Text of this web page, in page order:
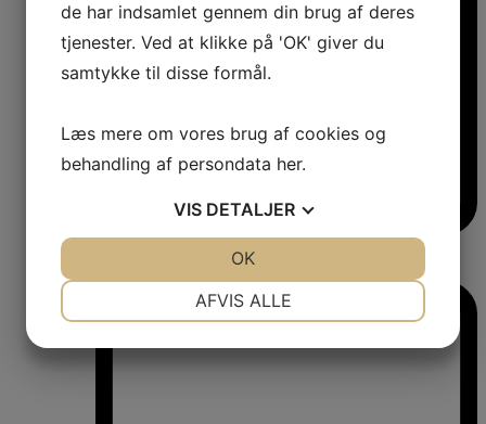
Vinkøleskabe
de har indsamlet gennem din brug af deres
tjenester. Ved at klikke på 'OK' giver du
samtykke til disse formål.
Læs mere om vores brug af cookies og
behandling af persondata her.
VIS DETALJER
AFVIS ALLE
OK